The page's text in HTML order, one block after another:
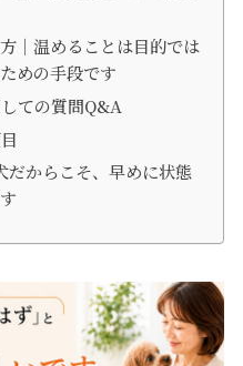
｜温めることは目的では
めの手段です
ての質問Q&A
だからこそ、早めに状態